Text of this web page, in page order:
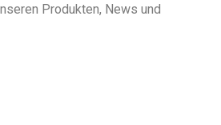
Produkten, News und